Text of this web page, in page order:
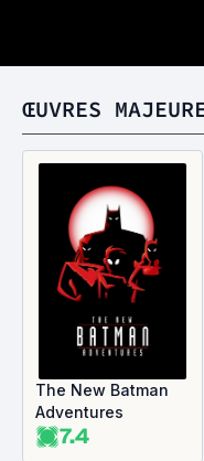
ŒUVRES
The New Batman
Adventures
7.4